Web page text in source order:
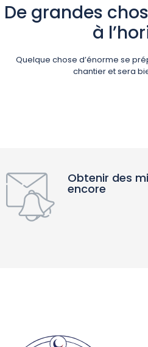
De grandes
à
Quelque chose d’énorme se
chantier et sera
Obtenir des
encore